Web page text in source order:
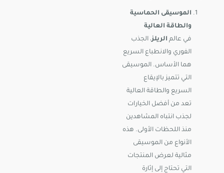
الموسيقى الحماسية
والطاقة العالية
في عالم الريلز، الجذب
الفوري والانطباع السريع
هما الأساس. الموسيقى
التي تتميز بالإيقاع
السريع والطاقة العالية
تعد من أفضل الخيارات
لجذب انتباه المشاهدين
منذ اللحظات الأولى. هذه
الأنواع من الموسيقى
مثالية لعرض المنتجات
التي تحتاج إلى إثارة